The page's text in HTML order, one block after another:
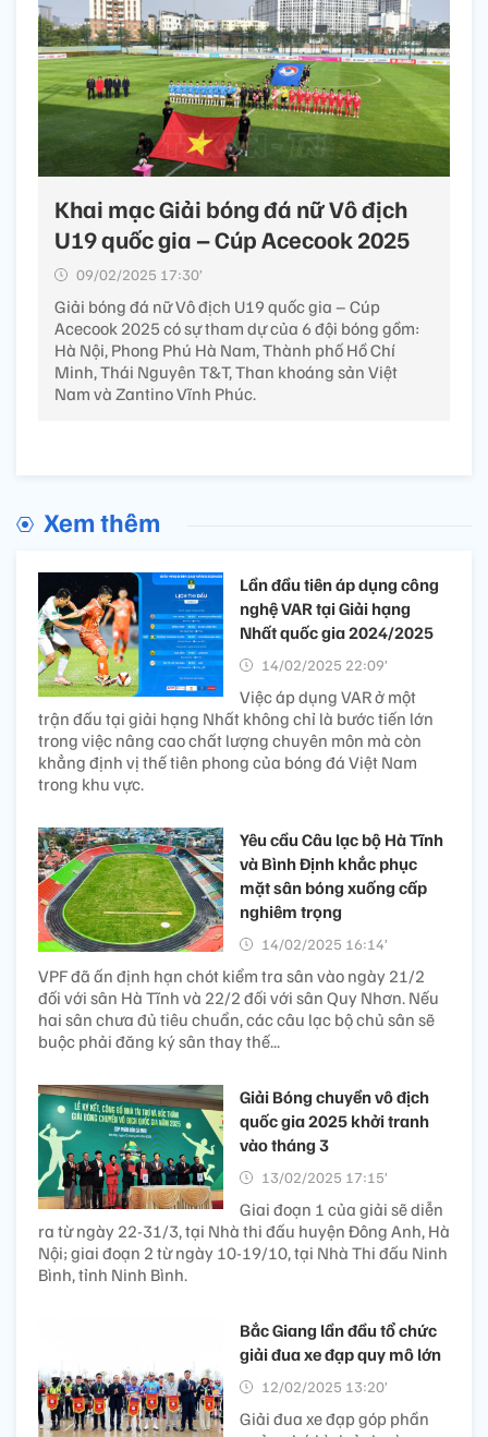
Khai mạc Giải bóng đá nữ Vô địch
U19 quốc gia – Cúp Acecook 2025
09/02/2025 17:30’
Giải bóng đá nữ Vô địch U19 quốc gia – Cúp
Acecook 2025 có sự tham dự của 6 đội bóng gồm:
Hà Nội, Phong Phú Hà Nam, Thành phố Hồ Chí
Minh, Thái Nguyên T&T, Than khoáng sản Việt
Nam và Zantino Vĩnh Phúc.
Xem thêm
Lần đầu tiên áp dụng công
nghệ VAR tại Giải hạng
Nhất quốc gia 2024/2025
14/02/2025 22:09’
Việc áp dụng VAR ở một
trận đấu tại giải hạng Nhất không chỉ là bước tiến lớn
trong việc nâng cao chất lượng chuyên môn mà còn
khẳng định vị thế tiên phong của bóng đá Việt Nam
trong khu vực.
Yêu cầu Câu lạc bộ Hà Tĩnh
và Bình Định khắc phục
mặt sân bóng xuống cấp
nghiêm trọng
14/02/2025 16:14’
VPF đã ấn định hạn chót kiểm tra sân vào ngày 21/2
đối với sân Hà Tĩnh và 22/2 đối với sân Quy Nhơn. Nếu
hai sân chưa đủ tiêu chuẩn, các câu lạc bộ chủ sân sẽ
buộc phải đăng ký sân thay thế...
Giải Bóng chuyền vô địch
quốc gia 2025 khởi tranh
vào tháng 3
13/02/2025 17:15’
Giai đoạn 1 của giải sẽ diễn
ra từ ngày 22-31/3, tại Nhà thi đấu huyện Đông Anh, Hà
Nội; giai đoạn 2 từ ngày 10-19/10, tại Nhà Thi đấu Ninh
Bình, tỉnh Ninh Bình.
Bắc Giang lần đầu tổ chức
giải đua xe đạp quy mô lớn
12/02/2025 13:20’
Giải đua xe đạp góp phần